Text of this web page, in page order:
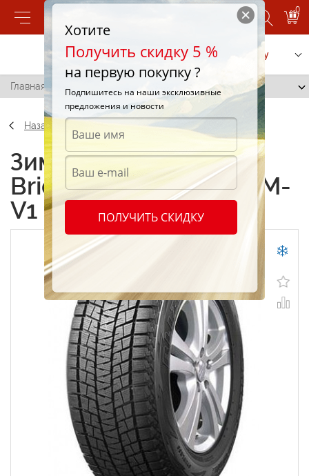
0
Позвонить Заказать услугу
Главная / Bridgestone Blizzak DM-V1 215/70 R16 70R
Назад
Зимние шины
Bridgestone Blizzak DM-
V1 215/70 R16 70R
Хотите
Получить скидку 5 %
на первую покупку ?
Подпишитесь на наши эксклюзивные
предложения и новости
ПОЛУЧИТЬ СКИДКУ